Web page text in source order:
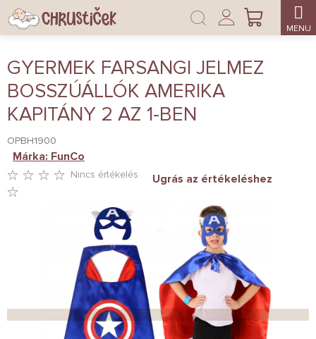
Ugrás
fő
KOSÁR
Bejelentkezés
GYERMEK FARSANGI JELMEZ
BOSSZÚÁLLÓK AMERIKA
KAPITÁNY 2 AZ 1-BEN
OPBH1900
CSILLAG.
Nincs értékelés Ugrás az értékeléshez
Márka: FunCo